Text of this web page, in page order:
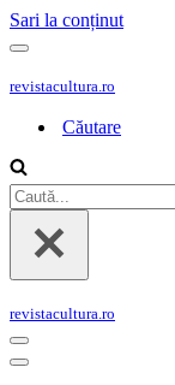
Sari la conținut
Meniu
navigare
revistacultura.ro
Căutare
Caută...
revistacultura.ro
Meniu
de
Meniu